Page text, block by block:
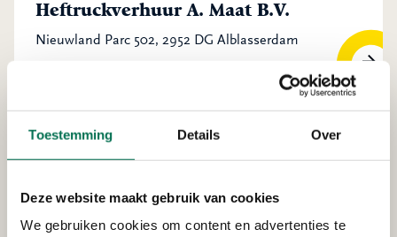
Toestemming Details Over
Deze website maakt gebruik van cookies
We gebruiken cookies om content en advertenties te
Heftruckverhuur A. Maat B.V.
Nieuwland Parc 502, 2952 DG Alblasserdam
Verleend
All Pumps Holland B.V.